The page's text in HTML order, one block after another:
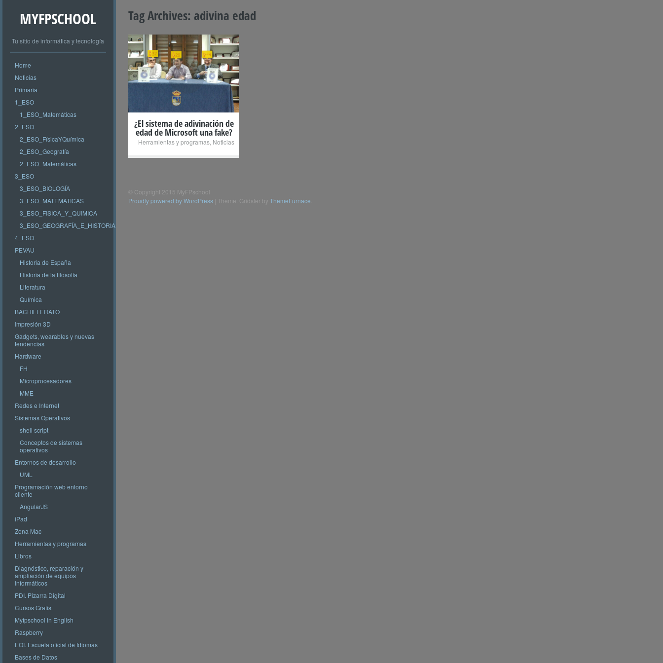
MYFPSCHOOL
Tu sitio de informática y tecnología
Home
Noticias
Primaria
1_ESO
1_ESO_Matemáticas
2_ESO
2_ESO_FísicaYQuímica
2_ESO_Geografía
2_ESO_Matemáticas
3_ESO
3_ESO_BIOLOGÍA
3_ESO_MATEMATICAS
3_ESO_FISICA_Y_QUIMICA
3_ESO_GEOGRAFÍA_E_HISTORIA
4_ESO
PEVAU
Historia de España
Historia de la filosofía
Literatura
Química
BACHILLERATO
Impresión 3D
Gadgets, wearables y nuevas
tendencias
Hardware
FH
Microprocesadores
MME
Redes e Internet
Sistemas Operativos
shell script
Conceptos de sistemas
operativos
Entornos de desarrollo
UML
Programación web entorno
cliente
AngularJS
iPad
Zona Mac
Herramientas y programas
Libros
Diagnóstico, reparación y
ampliación de equipos
informáticos
PDI. Pizarra Digital
Cursos Gratis
Myfpschool in English
Raspberry
EOI. Escuela oficial de Idiomas
Bases de Datos
Tag Archives: adivina edad
+
¿El sistema de adivinación de
edad de Microsoft una fake?
Herramientas y programas Noticias
© Copyright 2015 MyFPschool
Proudly powered by WordPress Theme: Gridster by ThemeFurnace